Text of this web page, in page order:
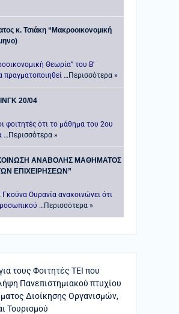
κ. Τσιάκη “Μακροοικονομική
Θεωρία” του Β’
… Περισσότερα »
20/04
φοιτητές ότι το μάθημα του 2ου
… Περισσότερα »
ΑΝΑΒΟΛΗΣ ΜΑΘΗΜΑΤΟΣ
ΕΠΙΧΕΙΡΗΣΕΩΝ”
Ουρανία ανακοινώνει ότι
… Περισσότερα »
τους Φοιτητές ΤΕΙ που
Πανεπιστημιακού πτυχίου
Διοίκησης Οργανισμών,
Τουρισμού